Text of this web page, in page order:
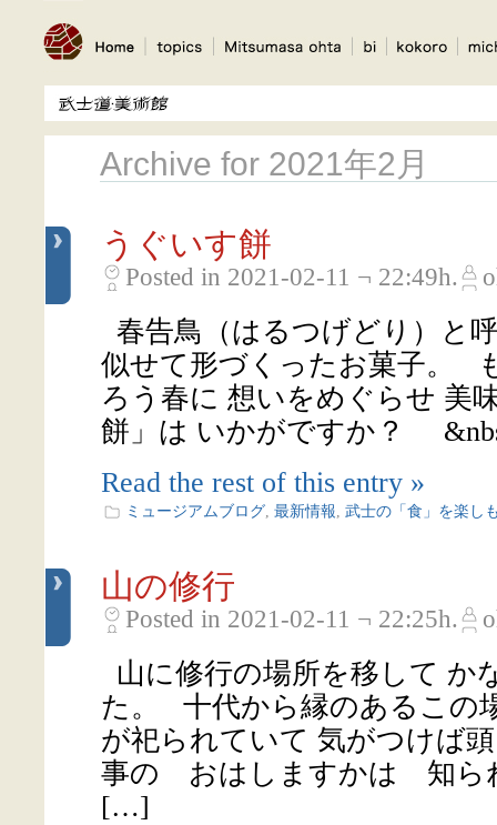
Archive for 2021年2月
うぐいす餅
Posted in 2021-02-11 ¬ 22:49h.
春告鳥（はるつげどり）と
似せて形づくったお菓子。
ろう春に 想いをめぐらせ 美
餅」は いかがですか？
Read the rest of this entry »
ミュージアムブログ, 最新情報, 武士の「食」を楽し
山の修行
Posted in 2021-02-11 ¬ 22:25h.
山に修行の場所を移して か
た。 十代から縁のあるこの
が祀られていて 気がつけば
事の おはしますかは 知ら
[…]